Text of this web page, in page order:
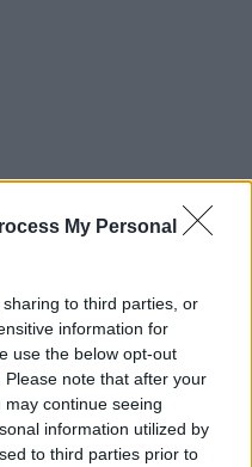
My Personal
to third parties, or
information for
use the below opt-out
note that after your
continue seeing
information utilized by
to third parties prior to